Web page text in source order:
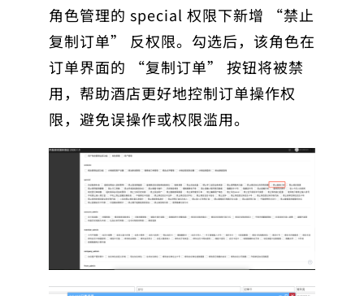
角色管理的 special 权限下新增 “禁止
复制订单” 反权限。勾选后，该角色在
订单界面的 “复制订单” 按钮将被禁
用，帮助酒店更好地控制订单操作权
限，避免误操作或权限滥用。